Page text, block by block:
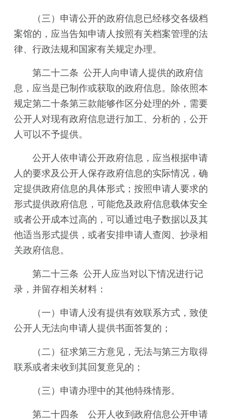
（三）申请公开的政府信息已经移交各级档
案馆的，应当告知申请人按照有关档案管理的法
律、行政法规和国家有关规定办理。
第二十二条 公开人向申请人提供的政府信
息，应当是已制作或获取的政府信息。除依照本
规定第二十条第三款能够作区分处理的外，需要
公开人对现有政府信息进行加工、分析的，公开
人可以不予提供。
公开人依申请公开政府信息，应当根据申请
人的要求及公开人保存政府信息的实际情况，确
定提供政府信息的具体形式；按照申请人要求的
形式提供政府信息，可能危及政府信息载体安全
或者公开成本过高的，可以通过电子数据以及其
他适当形式提供，或者安排申请人查阅、抄录相
关政府信息。
第二十三条 公开人应当对以下情况进行记
录，并留存相关材料：
（一）申请人没有提供有效联系方式，致使
公开人无法向申请人提供书面答复的；
（二）征求第三方意见，无法与第三方取得
联系或者未收到其回复意见的；
（三）申请办理中的其他特殊情形。
第二十四条 公开人收到政府信息公开申请